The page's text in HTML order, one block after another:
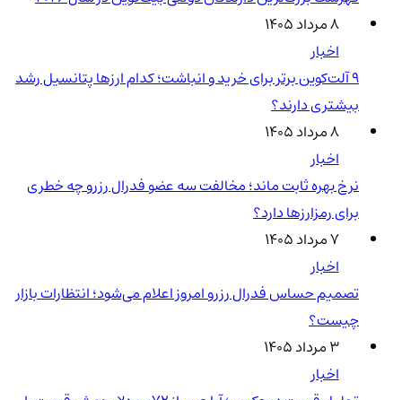
۸ مرداد ۱۴۰۵
اخبار
۹ آلت‌کوین برتر برای خرید و انباشت؛ کدام ارزها پتانسیل رشد
بیشتری دارند؟
۸ مرداد ۱۴۰۵
اخبار
نرخ بهره ثابت ماند؛ مخالفت سه عضو فدرال رزرو چه خطری
برای رمزارزها دارد؟
۷ مرداد ۱۴۰۵
اخبار
تصمیم حساس فدرال رزرو امروز اعلام می‌شود؛ انتظارات بازار
چیست؟
۳ مرداد ۱۴۰۵
اخبار